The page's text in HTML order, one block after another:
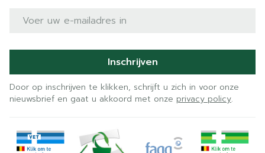
E-mail adres
Inschrijven
Door op inschrijven te klikken, schrijft u zich in voor onze
nieuwsbrief en gaat u akkoord met onze privacy policy.